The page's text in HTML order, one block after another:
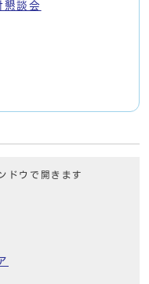
懇談会
ドウで開きます